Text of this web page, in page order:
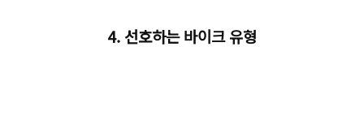
4. 선호하는 바이크 유형